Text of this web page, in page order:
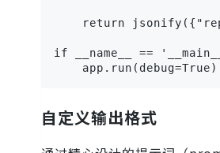
return
if __name__ ==
    app.run(debug=True)
自定义输出格式